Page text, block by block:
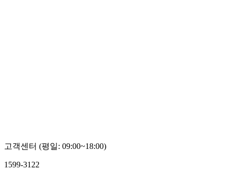
고객센터 (평일: 09:00~18:00)
1599-3122